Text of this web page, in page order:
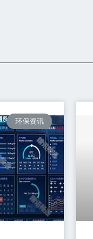
环保资讯